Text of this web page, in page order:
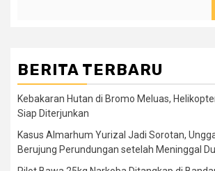
BERITA TERBARU
Kebakaran Hutan di Bromo Meluas,
Siap Diterjunkan
Kasus Almarhum Yurizal Jadi Sorotan,
Berujung Perundungan setelah Meninggal